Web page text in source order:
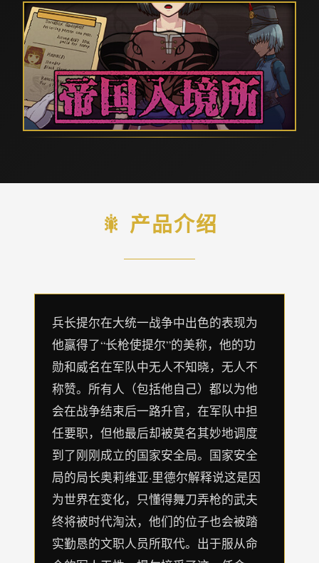
🎇 产品介绍
兵长提尔在大统一战争中出色的表现为
他赢得了“长枪使提尔”的美称，他的功
勋和威名在军队中无人不知晓，无人不
称赞。所有人（包括他自己）都以为他
会在战争结束后一路升官，在军队中担
任要职，但他最后却被莫名其妙地调度
到了刚刚成立的国家安全局。国家安全
局的局长奥莉维亚·里德尔解释说这是因
为世界在变化，只懂得舞刀弄枪的武夫
终将被时代淘汰，他们的位子也会被踏
实勤恳的文职人员所取代。出于服从命